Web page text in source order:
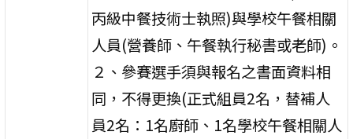
丙級中餐技術士執照)與學校午餐相關
人員(營養師、午餐執行秘書或老師)。
２、參賽選手須與報名之書面資料相
同，不得更換(正式組員2名，替補人
員2名：1名廚師、1名學校午餐相關人